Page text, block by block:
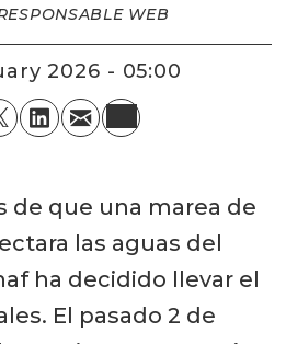
WEB
2026 - 05:00
de que una marea de
las aguas del
ha decidido llevar el
El pasado 2 de